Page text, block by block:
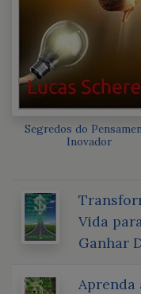
Segredos do
Inovador
Vida
Ganhar
Aprenda